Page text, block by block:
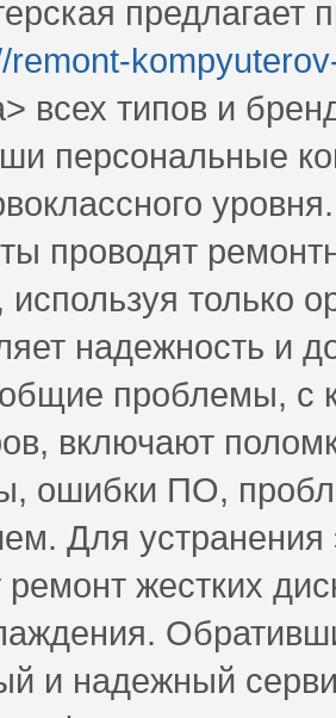
предлагает
remont-
всех типов и
персональные
проводят
используя только
надежность и
проблемы, с
включают
ошибки ПО,
Для
жестких
и надежный